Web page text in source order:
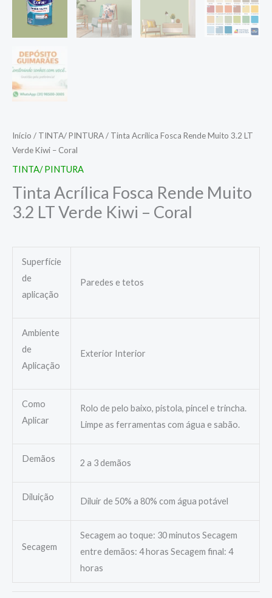
Início / TINTA/ PINTURA/ Tinta Acrílica Fosca Rende Muito 3.2 LT
Verde Kiwi – Coral
TINTA/ PINTURA
Tinta Acrílica Fosca Rende Muito
3.2 LT Verde Kiwi – Coral
Superfície
de
aplicação
Paredes e tetos
Ambiente
de
Aplicação
Exterior Interior
Como
Aplicar
Rolo de pelo baixo, pistola, pincel e trincha.
Limpe as ferramentas com água e sabão.
Demãos 2 a 3 demãos
Diluição Diluir de 50% a 80% com água potável
Secagem
Secagem ao toque: 30 minutos Secagem
entre demãos: 4 horas Secagem final: 4
horas